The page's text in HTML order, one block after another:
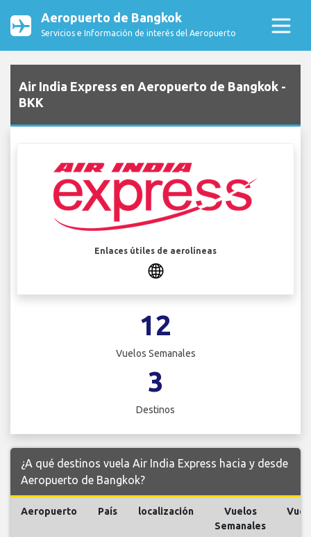
Aeropuerto de Bangkok
Servicios e Información de interés del Aeropuerto
Air India Express en Aeropuerto de Bangkok -
BKK
Enlaces útiles de aerolíneas
12
Vuelos Semanales
3
Destinos
¿A qué destinos vuela Air India Express hacia y desde
Aeropuerto de Bangkok?
Aeropuerto País localización
Vuelos
Semanales